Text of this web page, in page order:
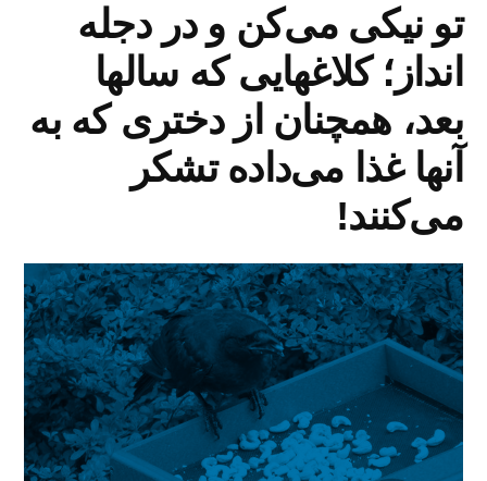
تو نیکی می‌کن و در دجله
انداز؛ کلاغهایی که سالها
بعد، همچنان از دختری که به
آنها غذا می‌داده تشکر
می‌کنند!